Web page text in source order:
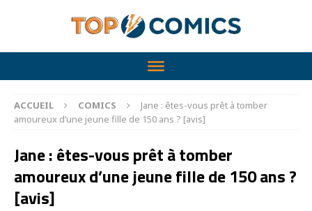
ACCUEIL COMICS
Jane : êtes-vous prêt à tomber
amoureux d’une jeune fille de 150 ans ? [avis]
Jane : êtes-vous prêt à tomber
amoureux d’une jeune fille de 150 ans ?
[avis]